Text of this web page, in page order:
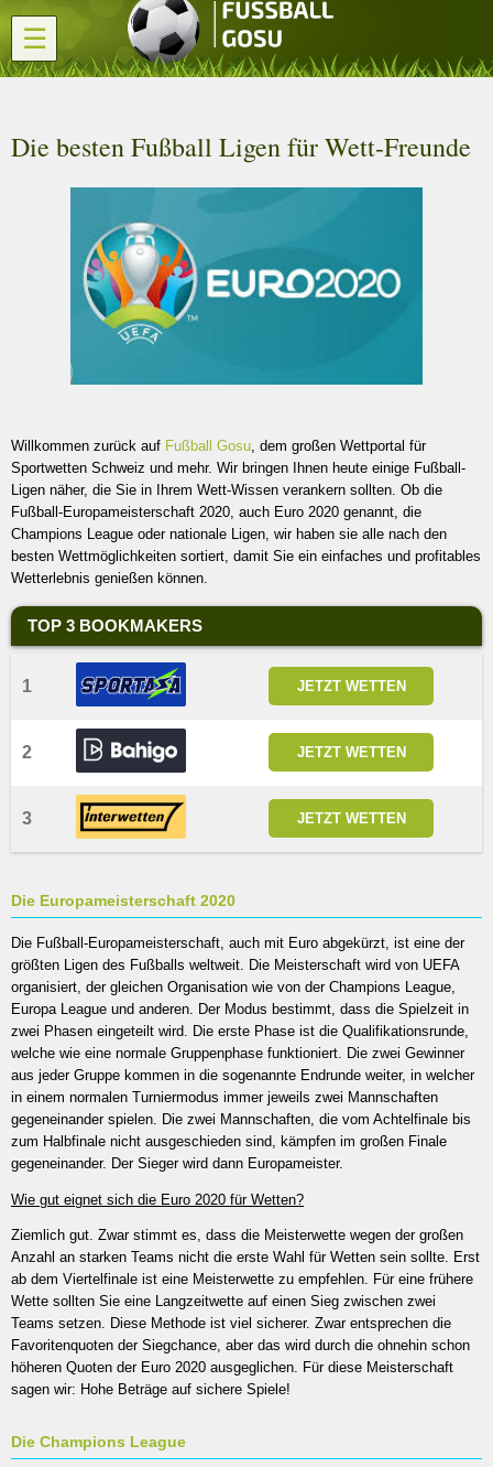
☰
Die besten Fußball Ligen für Wett-Freunde
Willkommen zurück auf Fußball Gosu, dem großen Wettportal für
Sportwetten Schweiz und mehr. Wir bringen Ihnen heute einige Fußball-
Ligen näher, die Sie in Ihrem Wett-Wissen verankern sollten. Ob die
Fußball-Europameisterschaft 2020, auch Euro 2020 genannt, die
Champions League oder nationale Ligen, wir haben sie alle nach den
besten Wettmöglichkeiten sortiert, damit Sie ein einfaches und profitables
Wetterlebnis genießen können.
TOP 3 BOOKMAKERS
1 JETZT WETTEN
2 JETZT WETTEN
3 JETZT WETTEN
Die Europameisterschaft 2020
Die Fußball-Europameisterschaft, auch mit Euro abgekürzt, ist eine der
größten Ligen des Fußballs weltweit. Die Meisterschaft wird von UEFA
organisiert, der gleichen Organisation wie von der Champions League,
Europa League und anderen. Der Modus bestimmt, dass die Spielzeit in
zwei Phasen eingeteilt wird. Die erste Phase ist die Qualifikationsrunde,
welche wie eine normale Gruppenphase funktioniert. Die zwei Gewinner
aus jeder Gruppe kommen in die sogenannte Endrunde weiter, in welcher
in einem normalen Turniermodus immer jeweils zwei Mannschaften
gegeneinander spielen. Die zwei Mannschaften, die vom Achtelfinale bis
zum Halbfinale nicht ausgeschieden sind, kämpfen im großen Finale
gegeneinander. Der Sieger wird dann Europameister.
Wie gut eignet sich die Euro 2020 für Wetten?
Ziemlich gut. Zwar stimmt es, dass die Meisterwette wegen der großen
Anzahl an starken Teams nicht die erste Wahl für Wetten sein sollte. Erst
ab dem Viertelfinale ist eine Meisterwette zu empfehlen. Für eine frühere
Wette sollten Sie eine Langzeitwette auf einen Sieg zwischen zwei
Teams setzen. Diese Methode ist viel sicherer. Zwar entsprechen die
Favoritenquoten der Siegchance, aber das wird durch die ohnehin schon
höheren Quoten der Euro 2020 ausgeglichen. Für diese Meisterschaft
sagen wir: Hohe Beträge auf sichere Spiele!
Die Champions League